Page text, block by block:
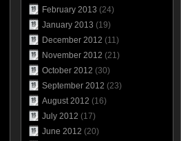
February 2013 (24)
January 2013 (19)
December 2012 (11)
November 2012 (21)
October 2012 (30)
September 2012 (23)
August 2012 (16)
July 2012 (17)
June 2012 (20)